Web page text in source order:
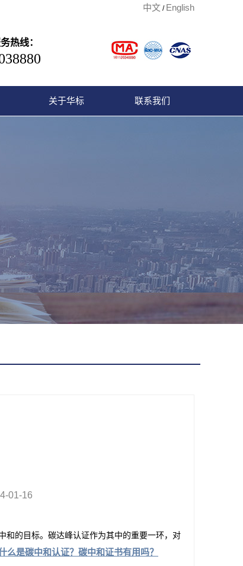
中文 / English
热线：
关于华标 联系我们
01-16
和的目标。碳达峰认证作为其中的重要一环，对
么是碳中和认证？碳中和证书有用吗？